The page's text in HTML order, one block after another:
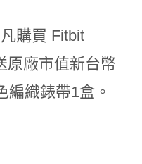
購買 Fitbit
原廠市值新台幣
編織錶帶1盒。